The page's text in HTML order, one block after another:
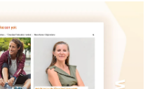
TASARIM